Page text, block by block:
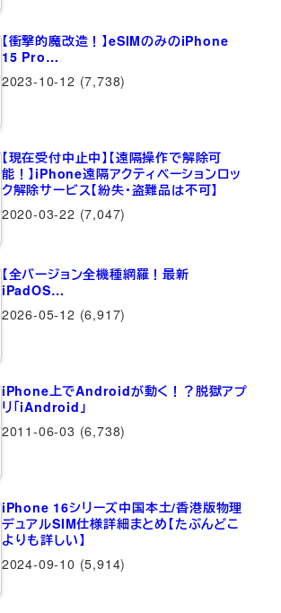
【衝撃的魔改造！】eSIMのみのiPhone
15 Pro…
2023-10-12 (7,738)
【現在受付中止中】【遠隔操作で解除可
能！】iPhone遠隔アクティベーションロッ
ク解除サービス【紛失・盗難品は不可】
2020-03-22 (7,047)
【全バージョン全機種網羅！最新
iPadOS…
2026-05-12 (6,917)
iPhone上でAndroidが動く！？脱獄アプ
リ「iAndroid」
2011-06-03 (6,738)
iPhone 16シリーズ中国本土/香港版物理
デュアルSIM仕様詳細まとめ【たぶんどこ
よりも詳しい】
2024-09-10 (5,914)